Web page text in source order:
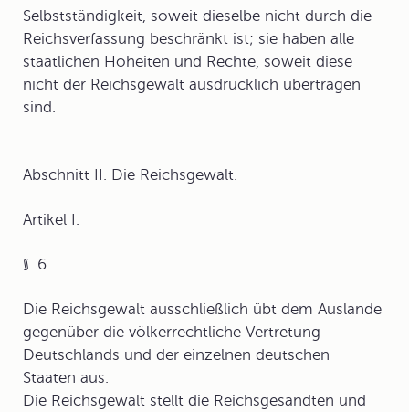
Selbstständigkeit, soweit dieselbe nicht durch die
Reichsverfassung beschränkt ist; sie haben alle
staatlichen Hoheiten und Rechte, soweit diese
nicht der Reichsgewalt ausdrücklich übertragen
sind.
Abschnitt II. Die Reichsgewalt.
Artikel I.
§. 6.
Die Reichsgewalt ausschließlich übt dem Auslande
gegenüber die völkerrechtliche Vertretung
Deutschlands und der einzelnen deutschen
Staaten aus.
Die Reichsgewalt stellt die Reichsgesandten und